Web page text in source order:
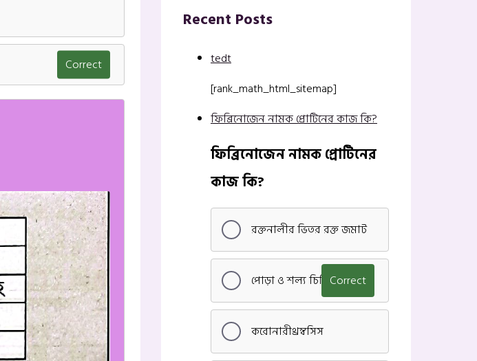
Correct
Recent Posts
tedt
[rank_math_html_sitemap]
ফিব্রিনোজেন নামক প্রোটিনের কাজ কি?
ফিব্রিনোজেন নামক প্রোটিনের
কাজ কি?
রক্তনালীর ভিতর রক্ত জমাট
পোড়া ও শল্য চিকিৎসাCorrect
করোনারীথ্রম্বসিস